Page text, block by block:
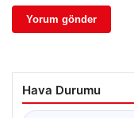
Hava Durumu